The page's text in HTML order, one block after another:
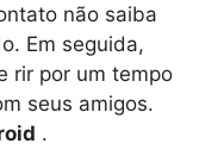
não saiba
Em seguida,
rir por um tempo
seus amigos.
.